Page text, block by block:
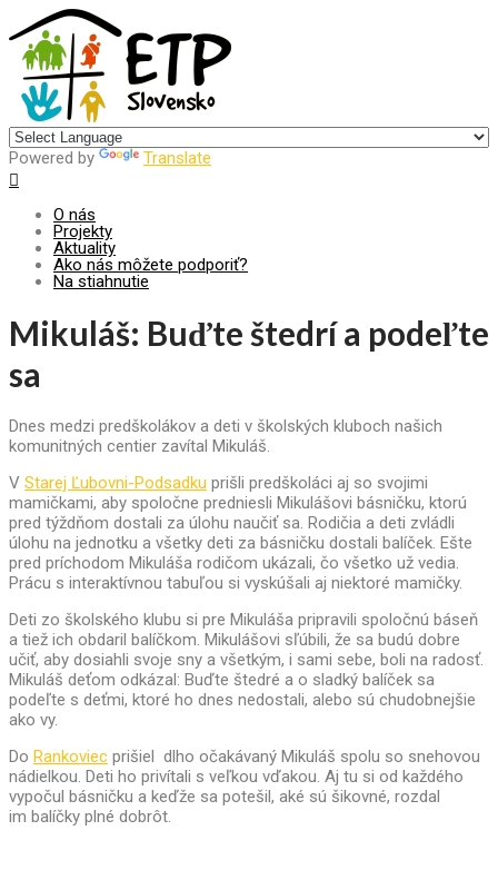
Powered by Translate
O nás
Projekty
Aktuality
Ako nás môžete podporiť?
Na stiahnutie
Mikuláš: Buďte štedrí a podeľte
sa
Dnes medzi predškolákov a deti v školských kluboch našich
komunitných centier zavítal Mikuláš.
V Starej Ľubovni-Podsadku prišli predškoláci aj so svojimi
mamičkami, aby spoločne predniesli Mikulášovi básničku, ktorú
pred týždňom dostali za úlohu naučiť sa. Rodičia a deti zvládli
úlohu na jednotku a všetky deti za básničku dostali balíček. Ešte
pred príchodom Mikuláša rodičom ukázali, čo všetko už vedia.
Prácu s interaktívnou tabuľou si vyskúšali aj niektoré mamičky.
Deti zo školského klubu si pre Mikuláša pripravili spoločnú báseň
a tiež ich obdaril balíčkom. Mikulášovi sľúbili, že sa budú dobre
učiť, aby dosiahli svoje sny a všetkým, i sami sebe, boli na radosť.
Mikuláš deťom odkázal: Buďte štedré a o sladký balíček sa
podeľte s deťmi, ktoré ho dnes nedostali, alebo sú chudobnejšie
ako vy.
Do Rankoviec prišiel dlho očakávaný Mikuláš spolu so snehovou
nádielkou. Deti ho privítali s veľkou vďakou. Aj tu si od každého
vypočul básničku a keďže sa potešil, aké sú šikovné, rozdal
im balíčky plné dobrôt.